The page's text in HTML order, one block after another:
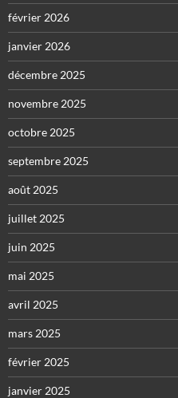
février 2026
janvier 2026
décembre 2025
novembre 2025
octobre 2025
septembre 2025
août 2025
juillet 2025
juin 2025
mai 2025
avril 2025
mars 2025
février 2025
janvier 2025